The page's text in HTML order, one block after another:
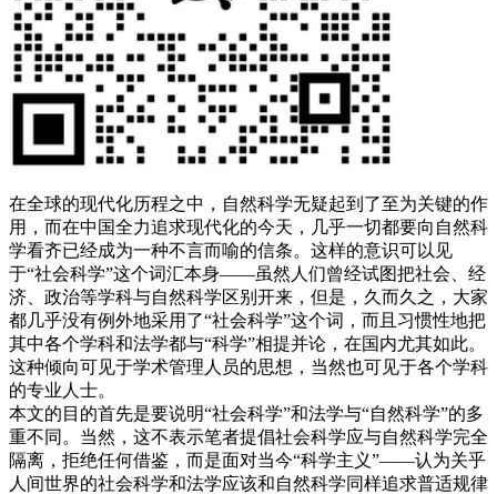
在全球的现代化历程之中，自然科学无疑起到了至为关键的作
用，而在中国全力追求现代化的今天，几乎一切都要向自然科
学看齐已经成为一种不言而喻的信条。这样的意识可以见
于“社会科学”这个词汇本身——虽然人们曾经试图把社会、经
济、政治等学科与自然科学区别开来，但是，久而久之，大家
都几乎没有例外地采用了“社会科学”这个词，而且习惯性地把
其中各个学科和法学都与“科学”相提并论，在国内尤其如此。
这种倾向可见于学术管理人员的思想，当然也可见于各个学科
的专业人士。
本文的目的首先是要说明“社会科学”和法学与“自然科学”的多
重不同。当然，这不表示笔者提倡社会科学应与自然科学完全
隔离，拒绝任何借鉴，而是面对当今“科学主义”——认为关乎
人间世界的社会科学和法学应该和自然科学同样追求普适规律